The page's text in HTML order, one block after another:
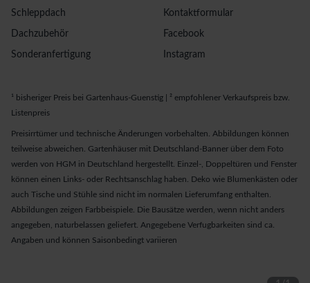
Schleppdach
Dachzubehör
Sonderanfertigung
Kontaktformular
Facebook
Instagram
¹ bisheriger Preis bei Gartenhaus-Guenstig | ² empfohlener Verkaufspreis bzw.
Listenpreis
Preisirrtümer und technische Änderungen vorbehalten. Abbildungen können
teilweise abweichen. Gartenhäuser mit Deutschland-Banner über dem Foto
werden von HGM in Deutschland hergestellt. Einzel-, Doppeltüren und Fenster
können einen Links- oder Rechtsanschlag haben. Deko wie Blumenkästen oder
auch Tische und Stühle sind nicht im normalen Lieferumfang enthalten.
Abbildungen zeigen Farbbeispiele. Die Bausätze werden, wenn nicht anders
angegeben, naturbelassen geliefert. Angegebene Verfugbarkeiten sind ca.
Angaben und können Saisonbedingt variieren